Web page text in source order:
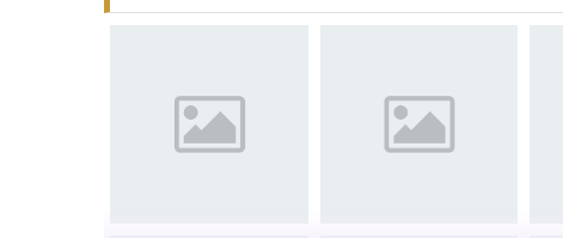
Tìm kiếm khác liên quan:
thay ic nguồn Meizu M6 Note lở đâu